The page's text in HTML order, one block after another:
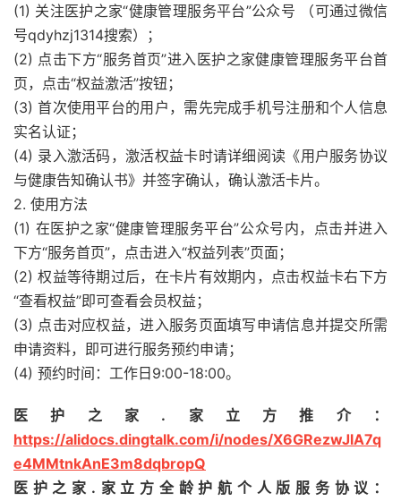
(1) 关注医护之家“健康管理服务平台”公众号 （可通过微信
号qdyhzj1314搜索）；
(2) 点击下方“服务首页”进入医护之家健康管理服务平台首
页，点击“权益激活”按钮；
(3) 首次使用平台的用户，需先完成手机号注册和个人信息
实名认证；
(4) 录入激活码，激活权益卡时请详细阅读《用户服务协议
与健康告知确认书》并签字确认，确认激活卡片。
2. 使用方法
(1) 在医护之家“健康管理服务平台”公众号内，点击并进入
下方“服务首页”，点击进入“权益列表”页面；
(2) 权益等待期过后，在卡片有效期内，点击权益卡右下方
“查看权益”即可查看会员权益；
(3) 点击对应权益，进入服务页面填写申请信息并提交所需
申请资料，即可进行服务预约申请；
(4) 预约时间：工作日9:00-18:00。
医护之家.家立方推介：
https://alidocs.dingtalk.com/i/nodes/X6GRezwJlA7q
e4MMtnkAnE3m8dqbropQ
医护之家.家立方全龄护航个人版服务协议：